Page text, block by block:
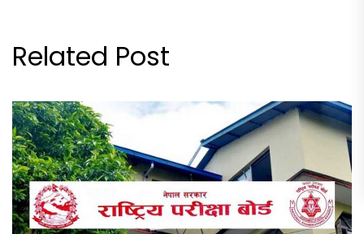
Related Post